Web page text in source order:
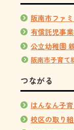
阪南市ファ
有償託児事
公立幼稚園
阪南市子育て
つながる
はんなん子
校区の取り